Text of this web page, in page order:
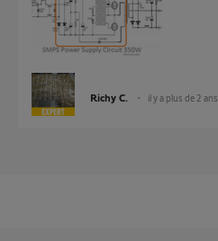
Richy C. il y a plus de 2 ans